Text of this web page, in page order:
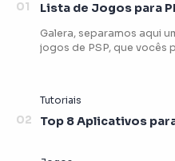
Lista de Jogos para
Galera, separamos aqui
jogos de PSP, que vocês
Top 8 Aplicativos